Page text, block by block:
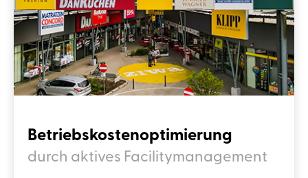
Betriebskostenoptimierung
durch aktives Facilitymanagement